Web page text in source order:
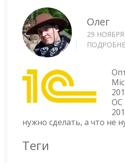
Олег
29 НОЯБРЯ
ОС
нужно сделать, а что не
Теги